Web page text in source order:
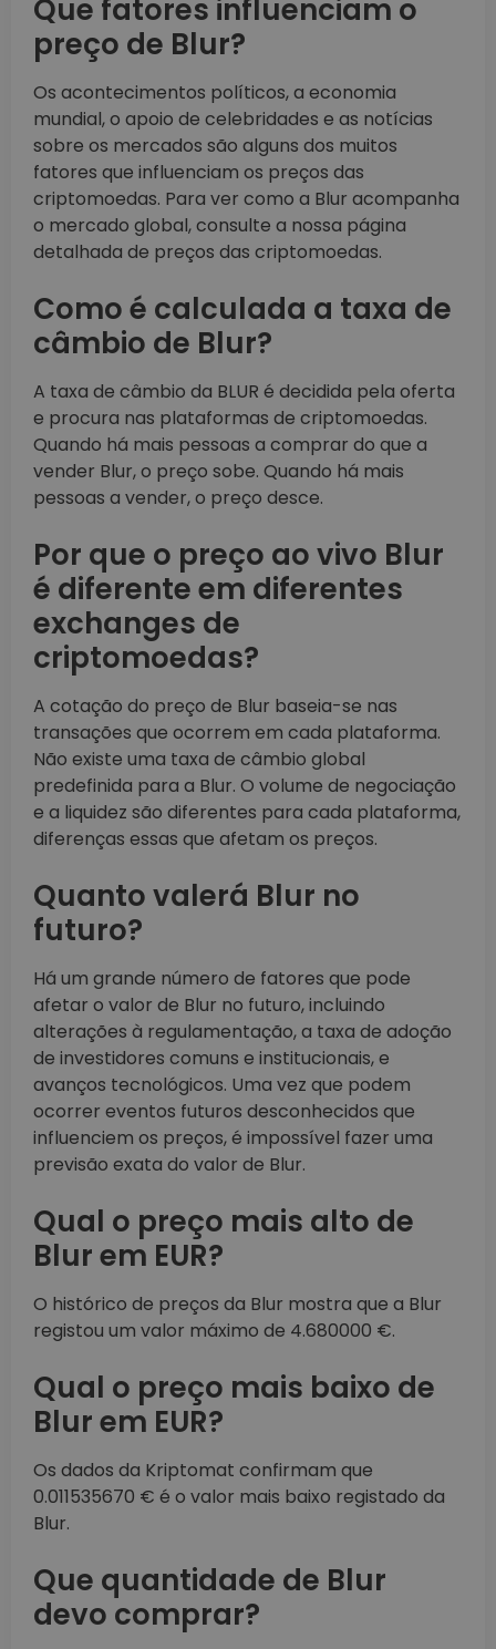
Que fatores influenciam o
preço de Blur?
Os acontecimentos políticos, a economia
mundial, o apoio de celebridades e as notícias
sobre os mercados são alguns dos muitos
fatores que influenciam os preços das
criptomoedas. Para ver como a Blur acompanha
o mercado global, consulte a nossa página
detalhada de preços das criptomoedas.
Como é calculada a taxa de
câmbio de Blur?
A taxa de câmbio da BLUR é decidida pela oferta
e procura nas plataformas de criptomoedas.
Quando há mais pessoas a comprar do que a
vender Blur, o preço sobe. Quando há mais
pessoas a vender, o preço desce.
Por que o preço ao vivo Blur
é diferente em diferentes
exchanges de
criptomoedas?
A cotação do preço de Blur baseia-se nas
transações que ocorrem em cada plataforma.
Não existe uma taxa de câmbio global
predefinida para a Blur. O volume de negociação
e a liquidez são diferentes para cada plataforma,
diferenças essas que afetam os preços.
Quanto valerá Blur no
futuro?
Há um grande número de fatores que pode
afetar o valor de Blur no futuro, incluindo
alterações à regulamentação, a taxa de adoção
de investidores comuns e institucionais, e
avanços tecnológicos. Uma vez que podem
ocorrer eventos futuros desconhecidos que
influenciem os preços, é impossível fazer uma
previsão exata do valor de Blur.
Qual o preço mais alto de
Blur em EUR?
O histórico de preços da Blur mostra que a Blur
registou um valor máximo de 4.680000 €.
Qual o preço mais baixo de
Blur em EUR?
Os dados da Kriptomat confirmam que
0.011535670 € é o valor mais baixo registado da
Blur.
Que quantidade de Blur
devo comprar?